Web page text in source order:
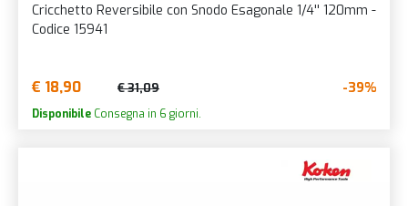
Cricchetto Reversibile con Snodo Esagonale 1/4'' 120mm -
Codice 15941
€ 18,90 € 31,09 -39%
Disponibile Consegna in 6 giorni.